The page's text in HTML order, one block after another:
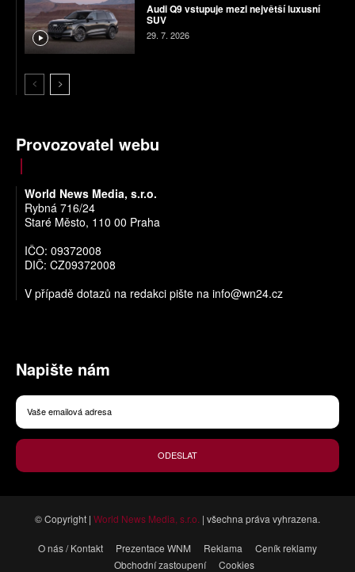
Audi Q9 vstupuje mezi největší luxusní
SUV
29. 7. 2026
Provozovatel webu
World News Media, s.r.o.
Rybná 716/24
Staré Město, 110 00 Praha
IČO: 09372008
DIČ: CZ09372008
V případě dotazů na redakci pište na info@wn24.cz
Napište nám
ODESLAT
© Copyright | World News Media, s.r.o. | všechna práva vyhrazena.
O nás / Kontakt Prezentace WNM Reklama
Ceník reklamy
Obchodní zastoupení
Cookies